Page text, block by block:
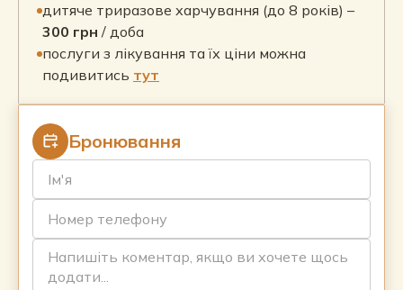
дитяче триразове харчування (до 8 років) –
300 грн / доба
послуги з лікування та їх ціни можна
подивитись тут
Бронювання